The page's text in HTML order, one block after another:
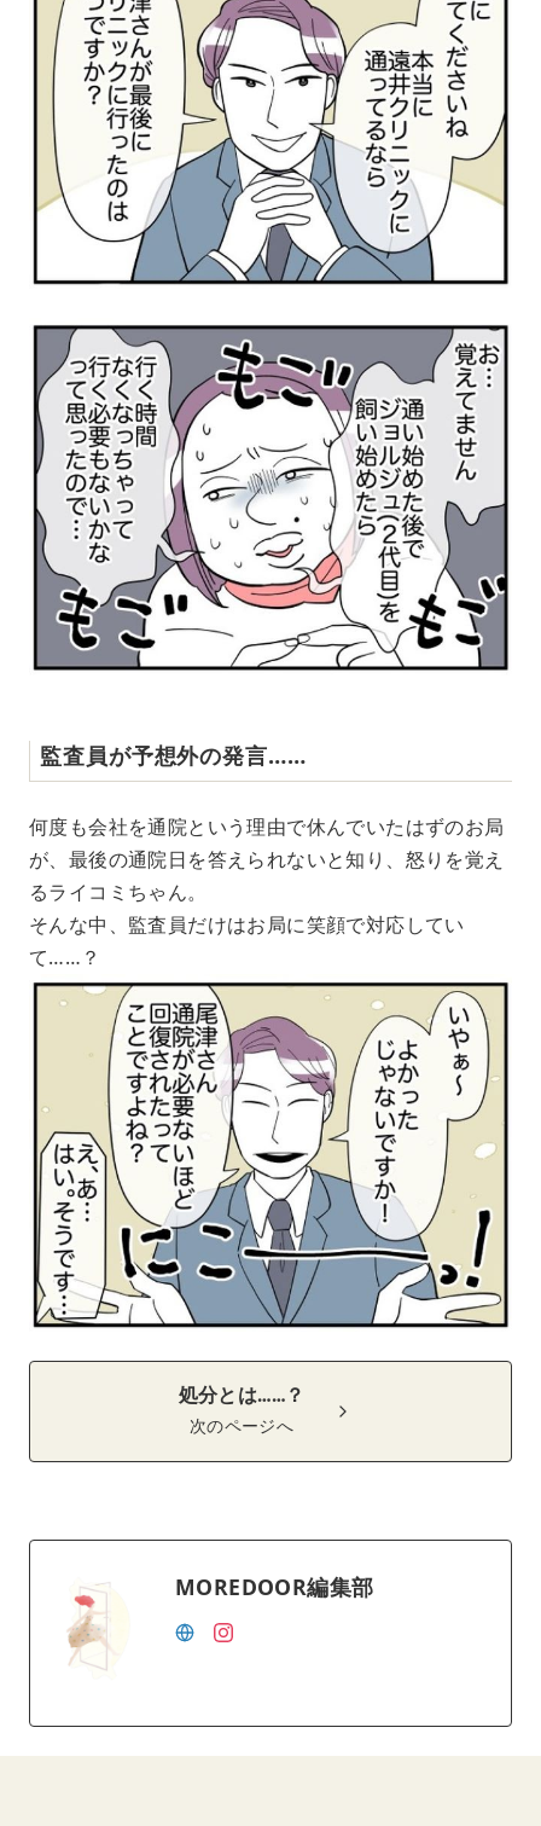
監査員が予想外の発言……
何度も会社を通院という理由で休んでいたはずのお局
が、最後の通院日を答えられないと知り、怒りを覚え
るライコミちゃん。
そんな中、監査員だけはお局に笑顔で対応してい
て……？
処分とは……？
次のページへ
MOREDOOR編集部